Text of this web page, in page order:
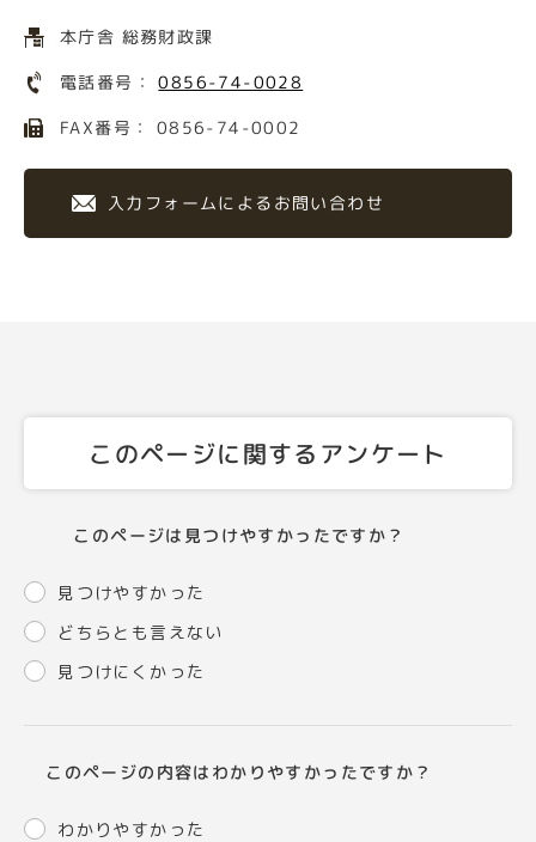
本庁舎 総務財政課
電話番号：0856-74-0028
FAX番号： 0856-74-0002
入力フォームによるお問い合わせ
このページに関するアンケート
このページは見つけやすかったですか？
見つけやすかった
どちらとも言えない
見つけにくかった
このページの内容はわかりやすかったですか？
わかりやすかった